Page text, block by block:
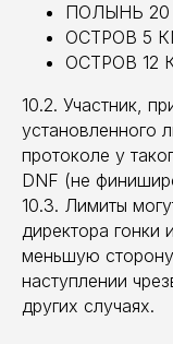
ПОЛЫНЬ 20
ОСТРОВ 5
ОСТРОВ 12
10.2. Участник,
установленного
протоколе у
DNF (не
10.3. Лимиты
директора гонки
меньшую
наступлении
других случаях.